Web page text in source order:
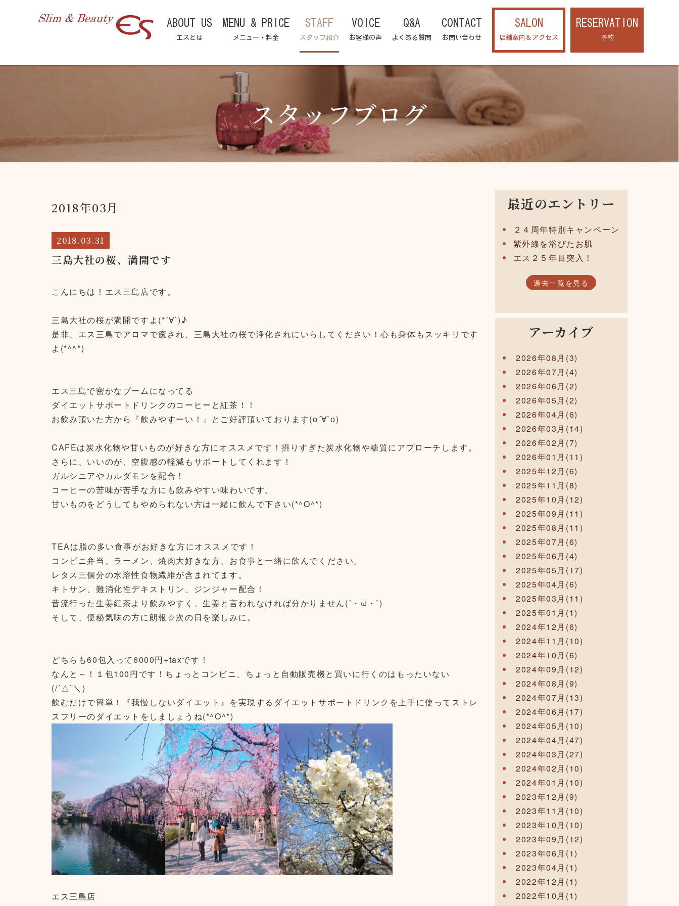
ABOUT US
エスとは
MENU & PRICE
メニュー・料金
STAFF
スタッフ紹介
VOICE
お客様の声
Q&A
よくある質問
CONTACT
お問い合わせ
SALON
店舗案内＆アクセス
RESERVATION
予約
スタッフブログ
2018年03月
2018.03.31
三島大社の桜、満開です
こんにちは！エス三島店です。
三島大社の桜が満開ですよ(*´∀`)♪
是非、エス三島でアロマで癒され、三島大社の桜で浄化されにいらしてください！心も身体もスッキリです
よ(*^^*)
エス三島で密かなブームになってる
ダイエットサポートドリンクのコーヒーと紅茶！！
お飲み頂いた方から『飲みやすーい！』とご好評頂いております(о´∀`о)
CAFEは炭水化物や甘いものが好きな方にオススメです！摂りすぎた炭水化物や糖質にアプローチします。
さらに、いいのが、空腹感の軽減もサポートしてくれます！
ガルシニアやカルダモンを配合！
コーヒーの苦味が苦手な方にも飲みやすい味わいです。
甘いものをどうしてもやめられない方は一緒に飲んで下さい(*^O^*)
TEAは脂の多い食事がお好きな方にオススメです！
コンビニ弁当、ラーメン、焼肉大好きな方、お食事と一緒に飲んでください。
レタス三個分の水溶性食物繊維が含まれてます。
キトサン、難消化性デキストリン、ジンジャー配合！
昔流行った生姜紅茶より飲みやすく、生姜と言われなければ分かりません(´・ω・`)
そして、便秘気味の方に朗報☆次の日を楽しみに。
どちらも60包入って6000円+taxです！
なんと～！１包100円です！ちょっとコンビニ、ちょっと自動販売機と買いに行くのはもったいない
(/´△`＼)
飲むだけで簡単！『我慢しないダイエット』を実現するダイエットサポートドリンクを上手に使ってストレ
スフリーのダイエットをしましょうね(*^O^*)
エス三島店
最近のエントリー
２４周年特別キャンペーン
紫外線を浴びたお肌
エス２５年目突入！
過去一覧を見る
アーカイブ
2026年08月(3)
2026年07月(4)
2026年06月(2)
2026年05月(2)
2026年04月(6)
2026年03月(14)
2026年02月(7)
2026年01月(11)
2025年12月(6)
2025年11月(8)
2025年10月(12)
2025年09月(11)
2025年08月(11)
2025年07月(6)
2025年06月(4)
2025年05月(17)
2025年04月(6)
2025年03月(11)
2025年01月(1)
2024年12月(6)
2024年11月(10)
2024年10月(6)
2024年09月(12)
2024年08月(9)
2024年07月(13)
2024年06月(17)
2024年05月(10)
2024年04月(47)
2024年03月(27)
2024年02月(10)
2024年01月(10)
2023年12月(9)
2023年11月(10)
2023年10月(10)
2023年09月(12)
2023年06月(1)
2023年04月(1)
2022年12月(1)
2022年10月(1)